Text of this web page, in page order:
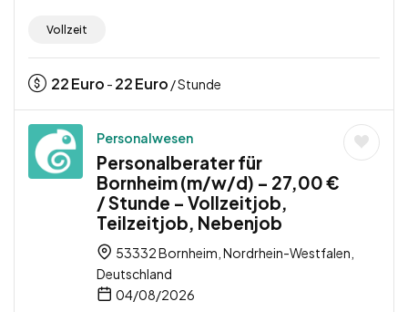
Vollzeit
22Euro - 22Euro / Stunde
Personalwesen
Personalberater für
Bornheim (m/w/d) – 27,00 €
/ Stunde – Vollzeitjob,
Teilzeitjob, Nebenjob
53332 Bornheim, Nordrhein-Westfalen,
Deutschland
04/08/2026